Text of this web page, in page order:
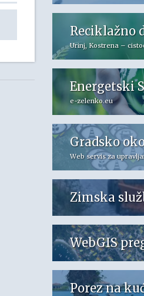
Reciklažno
Urinj, Kostrena –
Energetski
e-zelenko.eu
Gradsko
Web servis za
Zimska
WebGIS
Porez na